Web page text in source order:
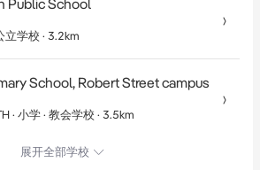
Public School
立学校 · 3.2km
School, Robert Street campus
· 小学 · 教会学校 · 3.5km
展开全部学校